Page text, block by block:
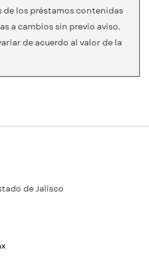
los préstamos contenidas
a cambios sin previo aviso.
de acuerdo al valor de la
de Jalisco